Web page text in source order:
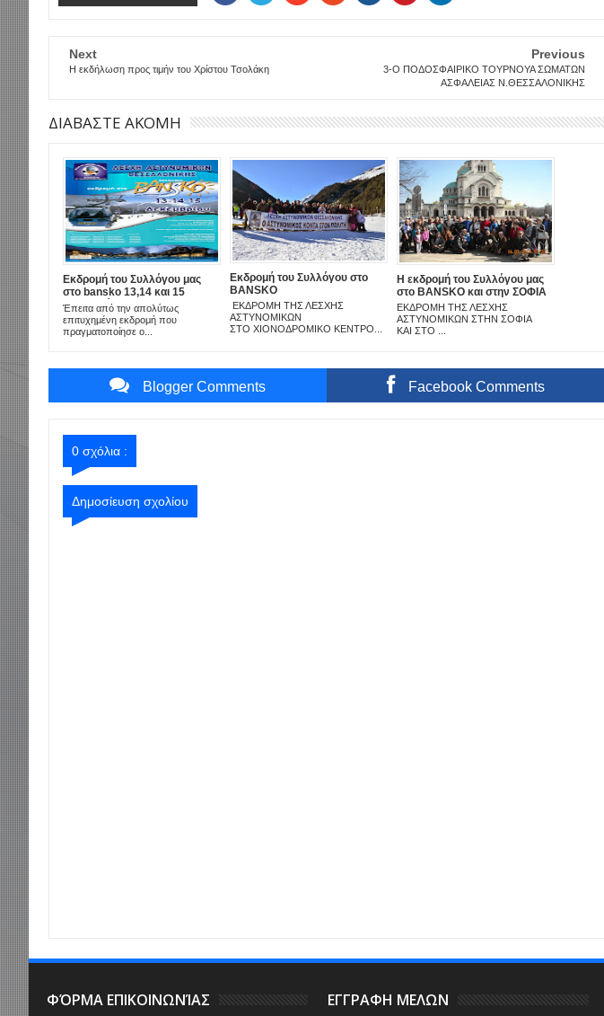
Next
Η εκδήλωση προς τιμήν του Χρίστου Τσολάκη
Previous
3-O ΠΟΔΟΣΦΑΙΡΙΚΟ ΤΟΥΡΝΟΥΑ ΣΩΜΑΤΩΝ
ΑΣΦΑΛΕΙΑΣ Ν.ΘΕΣΣΑΛΟΝΙΚΗΣ
ΔΙΑΒΑΣΤΕ ΑΚΟΜΗ
Εκδρομή του Συλλόγου μας
στο bansko 13,14 και 15
Δεκεμβρίου
Έπειτα από την απολύτως
επιτυχημένη εκδρομή που
πραγματοποίησε ο...
Εκδρομή του Συλλόγου στο
BANSKO
ΕΚΔΡΟΜΗ ΤΗΣ ΛΕΣΧΗΣ
ΑΣΤΥΝΟΜΙΚΩΝ
ΣΤΟ XIONOΔΡΟΜΙΚΟ ΚΕΝΤΡΟ...
Η εκδρομή του Συλλόγου μας
στο BANSKO και στην ΣΟΦΙΑ
ΕΚΔΡΟΜΗ ΤΗΣ ΛΕΣΧΗΣ
ΑΣΤΥΝΟΜΙΚΩΝ ΣΤΗΝ ΣΟΦΙΑ
ΚΑΙ ΣΤΟ ...
Blogger Comments Facebook Comments
0 σχόλια :
Δημοσίευση σχολίου
ΦΌΡΜΑ ΕΠΙΚΟΙΝΩΝΊΑΣ ΕΓΓΡΑΦΗ ΜΕΛΩΝ